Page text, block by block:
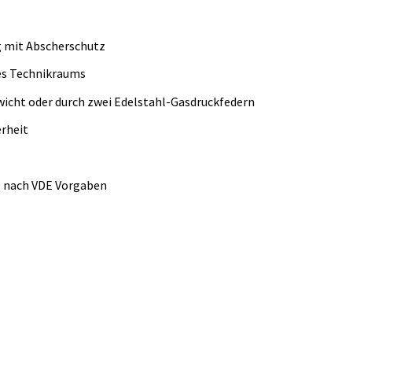
mit Abscherschutz
Technikraums
oder durch zwei Edelstahl-Gasdruckfedern
VDE Vorgaben